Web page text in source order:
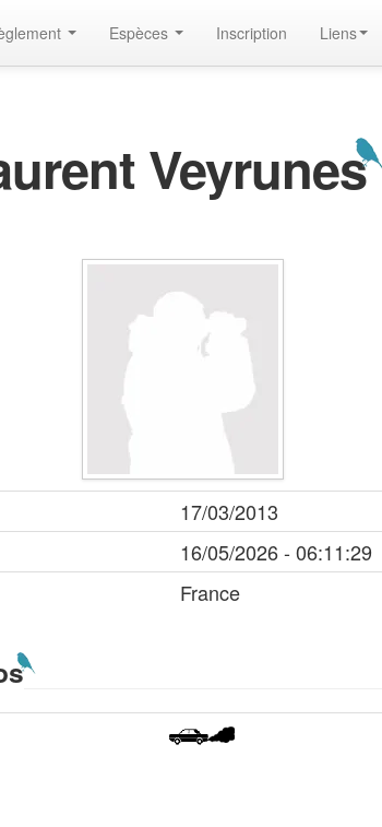
Espèces Inscription Liens
Veyrunes
17/03/2013
16/05/2026 - 06:11:29
France